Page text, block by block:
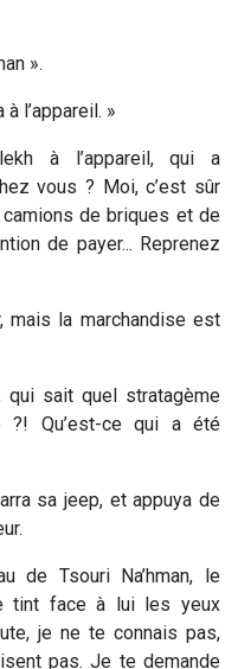
».
à l’appareil. »
à l’appareil, qui a
vous ? Moi, c’est sûr
de briques et de
de payer... Reprenez
mais la marchandise est
sait quel stratagème
?! Qu’est-ce qui a été
sa jeep, et appuya de
de Tsouri Na’hman, le
tint face à lui les yeux
je ne te connais pas,
pas. Je te demande